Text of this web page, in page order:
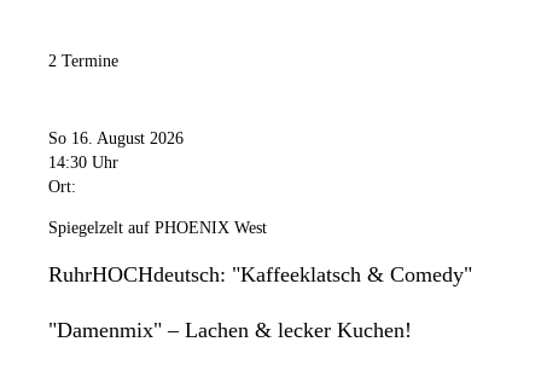
2 Termine
So 16. August 2026
14:30 Uhr
Ort:
Spiegelzelt auf PHOENIX West
RuhrHOCHdeutsch: "Kaffeeklatsch & Comedy"
"Damenmix" – Lachen & lecker Kuchen!